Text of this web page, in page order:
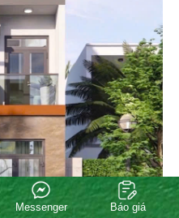
Messenger Báo giá